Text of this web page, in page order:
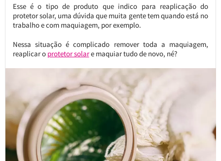
Esse é o tipo de produto que indico para reaplicação do
protetor solar, uma dúvida que muita gente tem quando está no
trabalho e com maquiagem, por exemplo.
Nessa situação é complicado remover toda a maquiagem,
reaplicar o protetor solare maquiar tudo de novo, né?